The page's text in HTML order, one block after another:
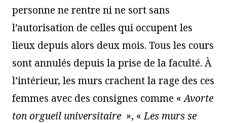
personne ne rentre ni ne sort sans
l’autorisation de celles qui occupent les
lieux depuis alors deux mois. Tous les cours
sont annulés depuis la prise de la faculté. À
l’intérieur, les murs crachent la rage des ces
femmes avec des consignes comme «Avorte
ton orgueil universitaire », «Les murs se